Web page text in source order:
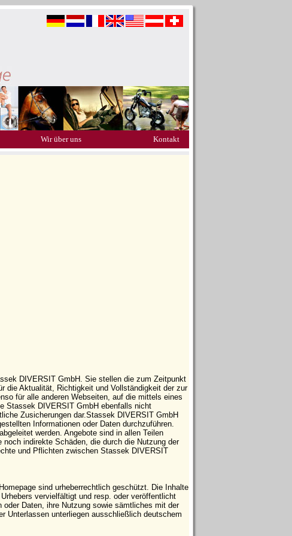
Wir über uns Kontakt
DIVERSIT GmbH. Sie stellen die zum Zeitpunkt
die Aktualität, Richtigkeit und Vollständigkeit der zur
für alle anderen Webseiten, auf die mittels eines
Stassek DIVERSIT GmbH ebenfalls nicht
Zusicherungen dar.Stassek DIVERSIT GmbH
Informationen oder Daten durchzuführen.
werden. Angebote sind in allen Teilen
indirekte Schäden, die durch die Nutzung der
und Pflichten zwischen Stassek DIVERSIT
sind urheberrechtlich geschützt. Die Inhalte
vervielfältigt und resp. oder veröffentlicht
Daten, ihre Nutzung sowie sämtliches mit der
Unterlassen unterliegen ausschließlich deutschem